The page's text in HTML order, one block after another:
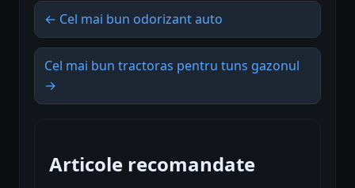
← Cel mai bun odorizant auto
Cel mai bun tractoras pentru tuns gazonul
→
Articole recomandate